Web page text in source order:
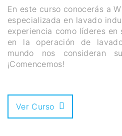
En este curso conocerás a
especializada en lavado
experiencia como líderes en
en la operación de
mundo nos consideran
¡Comencemos!
Ver Curso